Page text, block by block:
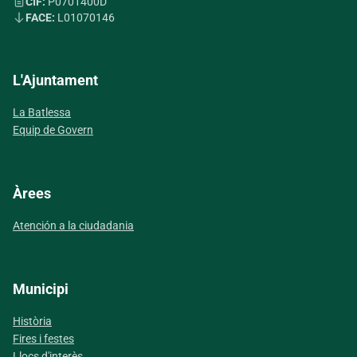
FACE: L01070146
L'Ajuntament
La Batlessa
Equip de Govern
Àrees
Atención a la ciudadania
Municipi
Història
Fires i festes